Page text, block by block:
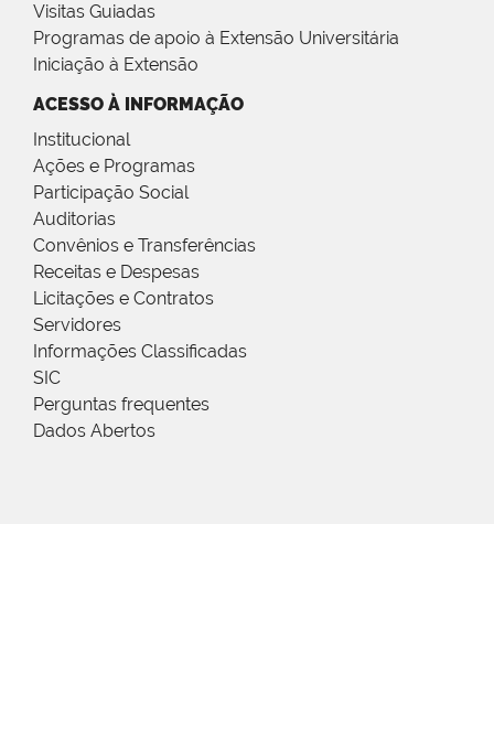
Visitas Guiadas
Programas de apoio à Extensão Universitária
Iniciação à Extensão
ACESSO À INFORMAÇÃO
Institucional
Ações e Programas
Participação Social
Auditorias
Convênios e Transferências
Receitas e Despesas
Licitações e Contratos
Servidores
Informações Classificadas
SIC
Perguntas frequentes
Dados Abertos